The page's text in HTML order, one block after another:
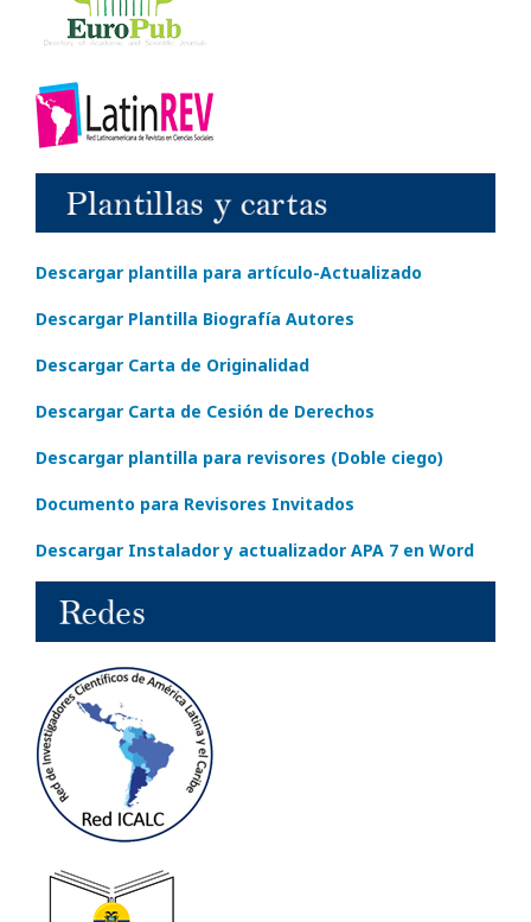
Descargar plantilla para artículo-Actualizado
Descargar Plantilla Biografía Autores
Descargar Carta de Originalidad
Descargar Carta de Cesión de Derechos
Descargar plantilla para revisores (Doble ciego)
Documento para Revisores Invitados
Descargar Instalador y actualizador APA 7 en Word